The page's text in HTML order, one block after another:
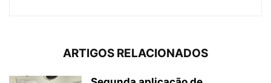
ARTIGOS RELACIONADOS